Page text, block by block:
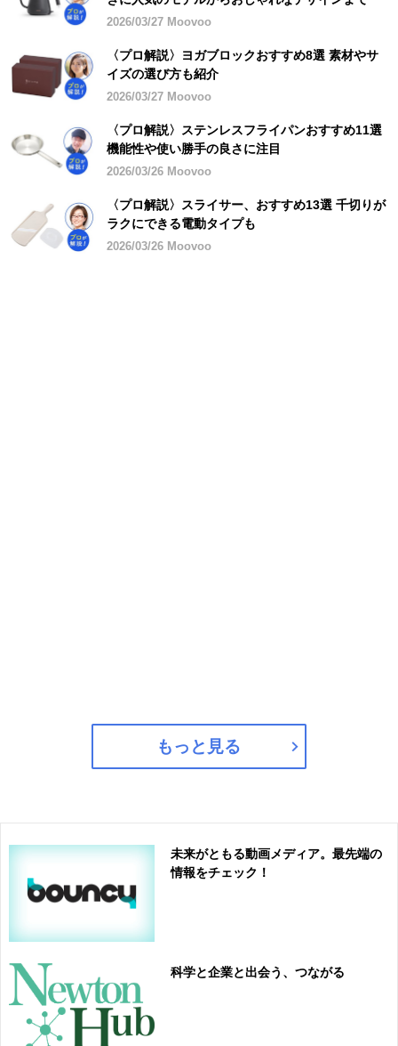
2026/03/27 Moovoo
〈プロ解説〉ヨガブロックおすすめ8選 素材やサ
イズの選び方も紹介
2026/03/27 Moovoo
〈プロ解説〉ステンレスフライパンおすすめ11選
機能性や使い勝手の良さに注目
2026/03/26 Moovoo
〈プロ解説〉スライサー、おすすめ13選 千切りが
ラクにできる電動タイプも
2026/03/26 Moovoo
もっと見る
未来がともる動画メディア。最先端の
情報をチェック！
科学と企業と出会う、つながる